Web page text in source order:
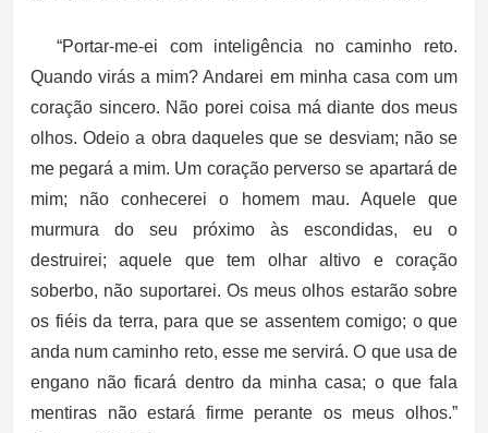
“Portar-me-ei com inteligência no caminho reto.
Quando virás a mim? Andarei em minha casa com um
coração sincero. Não porei coisa má diante dos meus
olhos. Odeio a obra daqueles que se desviam; não se
me pegará a mim. Um coração perverso se apartará de
mim; não conhecerei o homem mau. Aquele que
murmura do seu próximo às escondidas, eu o
destruirei; aquele que tem olhar altivo e coração
soberbo, não suportarei. Os meus olhos estarão sobre
os fiéis da terra, para que se assentem comigo; o que
anda num caminho reto, esse me servirá. O que usa de
engano não ficará dentro da minha casa; o que fala
mentiras não estará firme perante os meus olhos.”